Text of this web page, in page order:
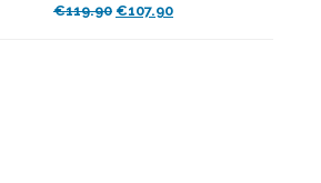
€119.90 Il
€107.90Il